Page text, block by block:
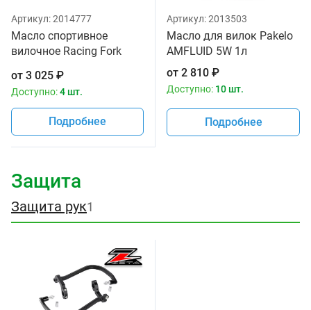
Артикул:2014777
Масло спортивное
вилочное Racing Fork
1 литр
от 3 025 ₽
Доступно:4 шт.
Подробнее
Артикул:2013503
Масло для вилок Pakelo
AMFLUID 5W 1л
от 2 810 ₽
Доступно: 10 шт.
Подробнее
Защита
Защита рук1